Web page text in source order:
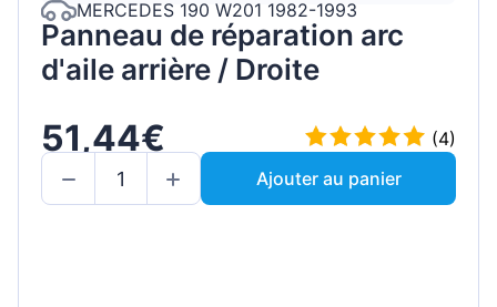
MERCEDES 190 W201 1982-1993
Panneau de réparation arc
d'aile arrière / Droite
51,44€
(4)
Ajouter au panier